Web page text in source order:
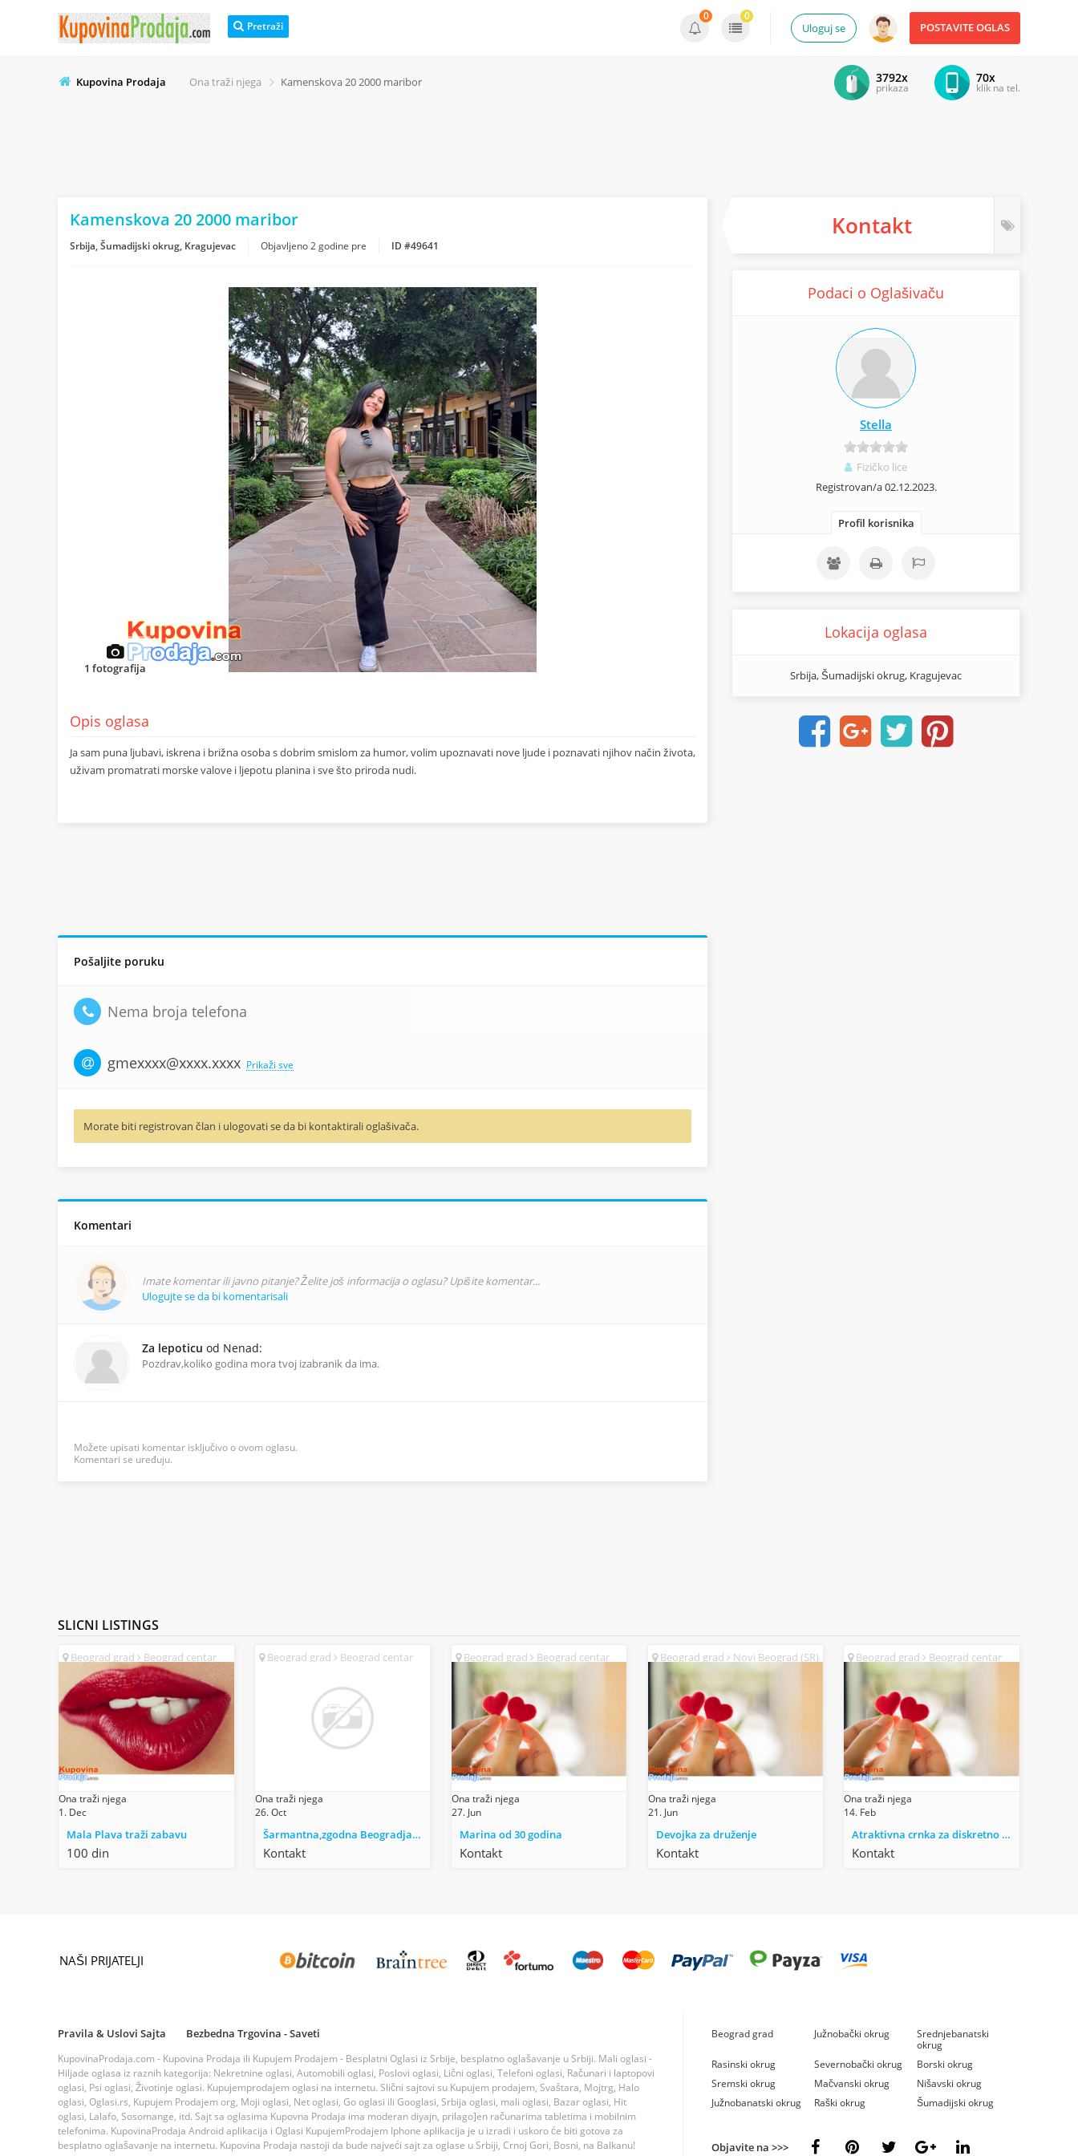
Pretraži POSTAVITE OGLAS
Uloguj se
0 0
Kupovina Prodaja Ona traži njega Kamenskova 20 2000 maribor 70x
klik na tel.
3792x
prikaza
Kamenskova 20 2000 maribor
Srbija, Šumadijski okrug, Kragujevac Objavljeno2 godine pre ID #49641
1 fotografija
Opis oglasa
Ja sam puna ljubavi, iskrena i brižna osoba s dobrim smislom za humor, volim upoznavati nove ljude i poznavati njihov način života,
uživam promatrati morske valove i ljepotu planina i sve što priroda nudi.
Pošaljite poruku
Nema broja telefona
gmexxxx@xxxx.xxxx Prikaži sve
Morate biti registrovan član i ulogovati se da bi kontaktirali oglašivača.
Komentari
Imate komentar ili javno pitanje? Želite još informacija o oglasu? Upišite komentar...
Ulogujte se da bi komentarisali
Za lepoticu od Nenad:
Pozdrav,koliko godina mora tvoj izabranik da ima.
Možete upisati komentar isključivo o ovom oglasu.
Komentari se uređuju.
Kontakt
Podaci o Oglašivaču
Stella
Fizičko lice
Registrovan/a 02.12.2023.
Profil korisnika
Lokacija oglasa
Srbija, Šumadijski okrug, Kragujevac
SLICNI LISTINGS
Beograd grad Beograd centar
Ona traži njega
1. Dec
Mala Plava traži zabavu
100 din
Beograd grad Beograd centar
Ona traži njega
26. Oct
Šarmantna,zgodna Beogradjanka
Kontakt
Beograd grad
Beograd centar
(SR)
Ona traži njega
27. Jun
Marina od 30 godina
Kontakt
Beograd grad Novi Beograd (SR)
Ona traži njega
21. Jun
Devojka za druženje
Kontakt
Beograd grad Beograd centar
(SR)
Ona traži njega
14. Feb
Atraktivna crnka za diskretno druženje
Kontakt
NAŠI PRIJATELJI
Pravila & Uslovi Sajta Bezbedna Trgovina - Saveti
KupovinaProdaja.com - Kupovina Prodaja ili Kupujem Prodajem - Besplatni Oglasi iz Srbije, besplatno oglašavanje u Srbiji. Mali oglasi -
Hiljade oglasa iz raznih kategorija: Nekretnine oglasi, Automobili oglasi, Poslovi oglasi, Lični oglasi, Telefoni oglasi, Računari i laptopovi
oglasi, Psi oglasi, Životinje oglasi. Kupujemprodajem oglasi na internetu. Slični sajtovi su Kupujem prodajem, Svaštara, Mojtrg, Halo
oglasi, Oglasi.rs, Kupujem Prodajem org, Moji oglasi, Net oglasi, Go oglasi ili Googlasi, Srbija oglasi, mali oglasi, Bazar oglasi, Hit
oglasi, Lalafo, Sosomange, itd. Sajt sa oglasima Kupovna Prodaja ima moderan diyajn, prilago]en računarima tabletima i mobilnim
telefonima. KupovinaProdaja Android aplikacija i Oglasi KupujemProdajem Iphone aplikacija je u izradi i uskoro će biti gotova za
besplatno oglašavanje na internetu. Kupovina Prodaja nastoji da bude najveći sajt za oglase u Srbiji, Crnoj Gori, Bosni, na Balkanu!
Beograd grad Južnobački okrug
Srednjebanatski
okrug
Rasinski okrug
Severnobački okrug
Borski okrug
Sremski okrug
Mačvanski okrug
Nišavski okrug
Južnobanatski okrug
Raški okrug Šumadijski okrug
Objavite na >>>